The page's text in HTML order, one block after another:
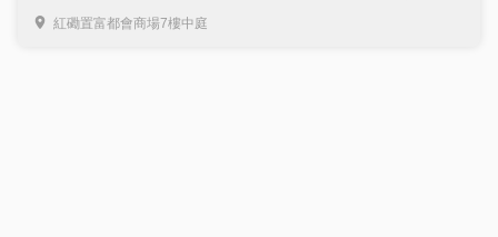
寶可夢卡牌對戰大獎送出日本來回機票、PSA 10 大抽
紅磡置富都會商場7樓中庭